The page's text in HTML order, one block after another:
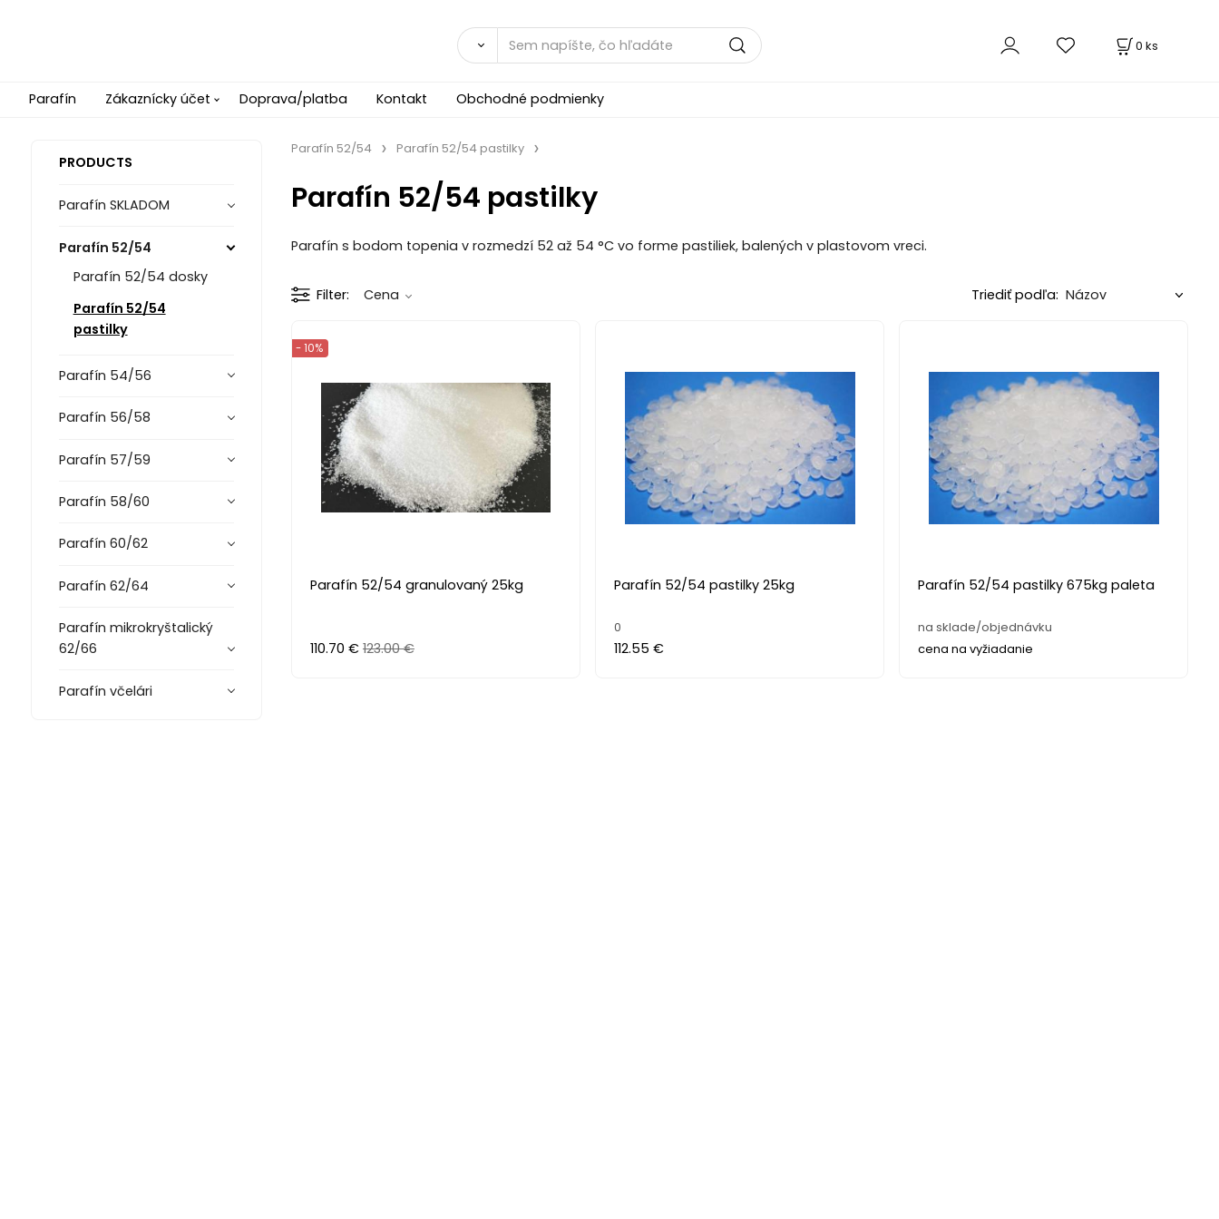
0 ks
Parafín Zákaznícky účet Doprava/platba Kontakt Obchodné podmienky
PRODUCTS
Parafín SKLADOM
Parafín 52/54
Parafín 52/54 dosky
Parafín 52/54
pastilky
Parafín 54/56
Parafín 56/58
Parafín 57/59
Parafín 58/60
Parafín 60/62
Parafín 62/64
Parafín mikrokryštalický
62/66
Parafín včelári
Parafín 52/54 Parafín 52/54 pastilky
Parafín 52/54 pastilky
Parafín s bodom topenia v rozmedzí 52 až 54 °C vo forme pastiliek, balených v plastovom vreci.
Filter Cena Triediť podľa:
Parafín 52/54 granulovaný 25kg
- 10%
110.70 € 123.00 €
Parafín 52/54 pastilky 25kg
0
112.55 €
Parafín 52/54 pastilky 675kg paleta
na sklade/objednávku
cena na vyžiadanie